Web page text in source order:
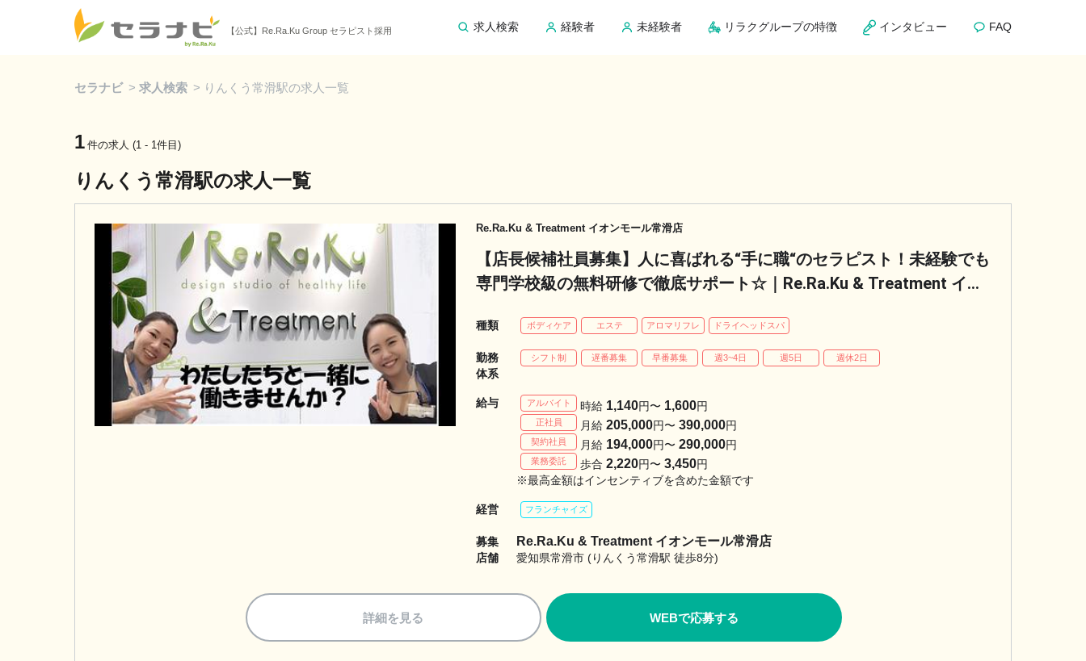
【公式】Re.Ra.Ku Group セラピスト採用 求人検索 経験者 未経験者 リラクグループの特徴 インタビュー FAQ
セラナビ > 求人検索 > りんくう常滑駅の求人一覧
1 件の求人 (1 - 1件目)
りんくう常滑駅の求人一覧
Re.Ra.Ku & Treatment イオンモール常滑店
【店長候補社員募集】人に喜ばれる“手に職“のセラピスト！未経験でも
専門学校級の無料研修で徹底サポート☆｜Re.Ra.Ku & Treatment イオ
種類 ボディケア エステ アロマリフレ ドライヘッドスパ
勤務
体系
シフト制 遅番募集 早番募集 週3~4日 週5日 週休2日
給与 アルバイト 時給 1,140円〜 1,600円
正社員 月給205,000円〜390,000円
契約社員 月給 194,000円〜290,000円
業務委託 歩合2,220円〜3,450円
※最高金額はインセンティブを含めた金額です
経営 フランチャイズ
募集
店舗
Re.Ra.Ku & Treatment イオンモール常滑店
愛知県常滑市 (りんくう常滑駅 徒歩8分)
詳細を見る WEBで応募する